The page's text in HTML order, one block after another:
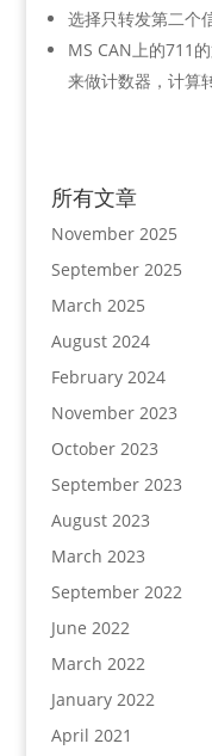
选择只转发第二个
MS CAN上的711
来做计数器，计算
所有文章
November 2025
September 2025
March 2025
August 2024
February 2024
November 2023
October 2023
September 2023
August 2023
March 2023
September 2022
June 2022
March 2022
January 2022
April 2021